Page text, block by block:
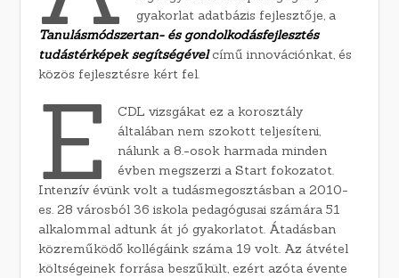
gyakorlat adatbázis fejlesztője, a
Tanulásmódszertan- és gondolkodásfejlesztés
tudástérképek segítségévelcímű innovációnkat, és
közös fejlesztésre kért fel.
E
CDL vizsgákat ez a korosztály
általában nem szokott teljesíteni,
nálunk a 8.-osok harmada minden
évben megszerzi a Start fokozatot.
Intenzív évünk volt a tudásmegosztásban a 2010-
es. 28 városból 36 iskola pedagógusai számára 51
alkalommal adtunk át jó gyakorlatot. Átadásban
közreműködő kollégáink száma 19 volt. Az átvétel
költségeinek forrása beszűkült, ezért azóta évente